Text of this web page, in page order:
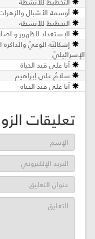
أوسمة الأشبال
التخطيط للأنشطة
الإستعداد للظهور و
إشكاليّة الوعيّ
الإسرائيليّ
أنا على قيد الحياة
سلامٌ على إبراهيم
أنا على قيد الحياة
تعليقات